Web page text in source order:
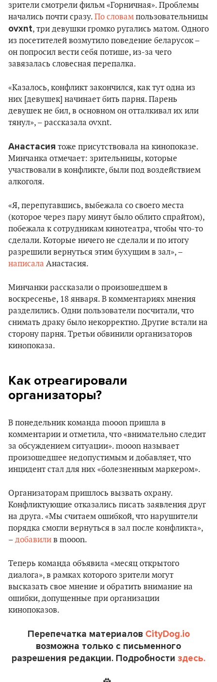
зрители смотрели фильм «Горничная». Проблемы
начались почти сразу. По словам пользовательницы
ovxnt, три девушки громко ругались матом. Одного
из посетителей возмутило поведение беларусок –
он попросил вести себя потише, из-за чего
завязалась словесная перепалка.
«Казалось, конфликт закончился, как тут одна из
них [девушек] начинает бить парня. Парень
девушек не бил, в основном он отталкивал их или
тянул», – рассказала ovxnt.
Анастасия тоже присутствовала на кинопоказе.
Минчанка отмечает: зрительницы, которые
участвовали в конфликте, были под воздействием
алкоголя.
«Я, перепугавшись, выбежала со своего места
(которое через пару минут было облито спрайтом),
побежала к сотрудникам кинотеатра, чтобы что-то
сделали. Которые ничего не сделали и по итогу
разрешили вернуться этим бухущим в зал», –
написала Анастасия.
Минчанки рассказали о произошедшем в
воскресенье, 18 января. В комментариях мнения
разделились. Одни пользователи посчитали, что
снимать драку было некорректно. Другие встали на
сторону парня. Третьи обвинили организаторов
кинопоказа.
Как отреагировали
организаторы?
В понедельник команда mooon пришла в
комментарии и отметила, что «внимательно следит
за обсуждением ситуации». mooon называет
произошедшее недопустимым и добавляет, что
инцидент стал для них «болезненным маркером».
Организаторам пришлось вызвать охрану.
Конфликтующие отказались писать заявления друг
на друга. «Мы считаем ошибкой, что нарушители
порядка смогли вернуться в зал после конфликта»,
– добавили в mooon.
Теперь команда объявила «месяц открытого
диалога», в рамках которого зрители могут
высказать свое мнение и обратить внимание на
ошибки, допущенные при организации
кинопоказов.
Перепечатка материалов CityDog.io
возможна только с письменного
разрешения редакции. Подробности здесь.